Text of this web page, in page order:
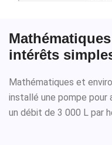
intérêts
Mathématiques et
installé une pompe pour
un débit de 3 000 L par